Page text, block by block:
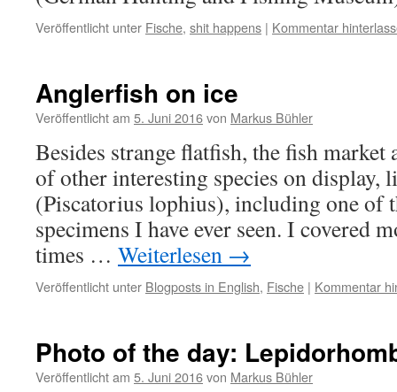
Veröffentlicht unter Fische, shit happens | Kommentar
Anglerfish on ice
Veröffentlicht am 5. Juni 2016von Markus Bühler
Besides strange flatfish, the fish market
of other interesting species on display,
(Piscatorius lophius), including one of
specimens I have ever seen. I covered
times … Weiterlesen →
Veröffentlicht unter Blogposts in English, Fische | Kommentar
Photo of the day:
Veröffentlicht am 5. Juni 2016von Markus Bühler